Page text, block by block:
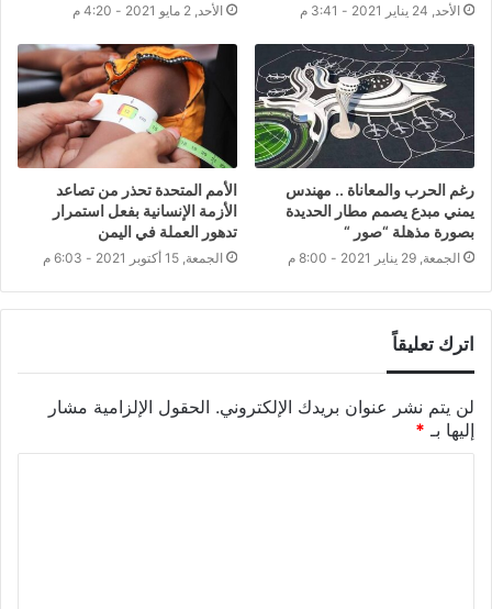
الأحد, 24 يناير 2021 - 3:41 م الأحد, 2 مايو 2021 - 4:20 م
رغم الحرب والمعاناة .. مهندس
يمني مبدع يصمم مطار الحديدة
بصورة مذهلة “صور “
الجمعة, 29 يناير 2021 - 8:00 م
الأمم المتحدة تحذر من تصاعد
الأزمة الإنسانية بفعل استمرار
تدهور العملة في اليمن
الجمعة, 15 أكتوبر 2021 - 6:03 م
اترك تعليقاً
لن يتم نشر عنوان بريدك الإلكتروني. الحقول الإلزامية مشار
إليها بـ *